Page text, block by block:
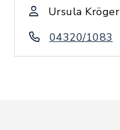
Ursula Kröger
04320/1083